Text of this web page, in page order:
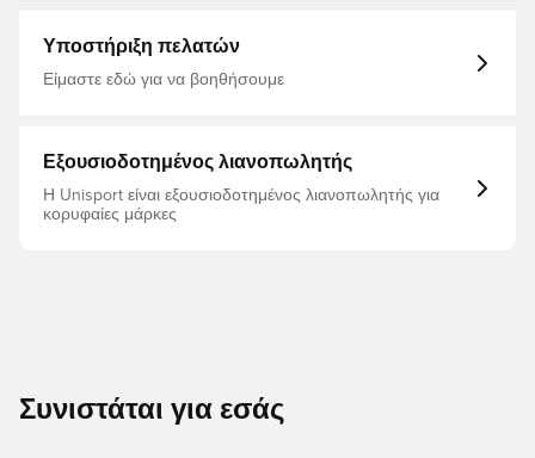
Υποστήριξη πελατών
Είμαστε εδώ για να βοηθήσουμε
Εξουσιοδοτημένος λιανοπωλητής
Η Unisport είναι εξουσιοδοτημένος λιανοπωλητής για
κορυφαίες μάρκες
Συνιστάται για εσάς